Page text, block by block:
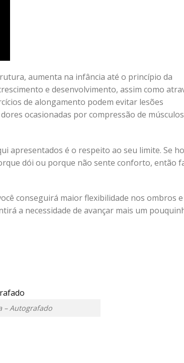
aumenta na infância até o princípio da
e desenvolvimento, assim como
de alongamento podem evitar lesões
ocasionadas por compressão de músculos
apresentados é o respeito ao seu limite. Se
dói ou porque não sente conforto, então
conseguirá maior flexibilidade nos ombros
a necessidade de avançar mais um
– Autografado